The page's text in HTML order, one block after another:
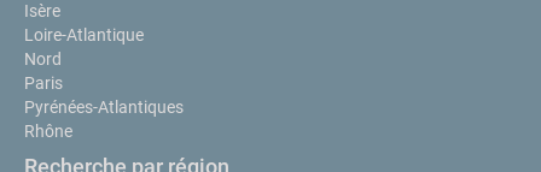
Isère
Loire-Atlantique
Nord
Paris
Pyrénées-Atlantiques
Rhône
Recherche par région